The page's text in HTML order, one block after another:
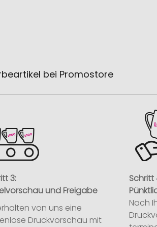
bei Promostore
3:
und Freigabe
von uns eine
Druckvorschau mit
Schritt
Nach